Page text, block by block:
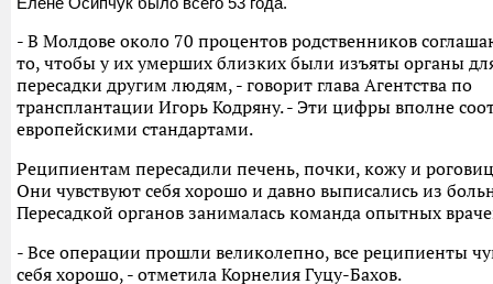
- В Молдове около 70 процентов родственников
то, чтобы у их умерших близких были изъяты органы
пересадки другим людям, - говорит глава Агентства по
трансплантации Игорь Кодряну. - Эти цифры вполне
европейскими стандартами.
Реципиентам пересадили печень, почки, кожу и
Они чувствуют себя хорошо и давно выписались из
Пересадкой органов занималась команда опытных
- Все операции прошли великолепно, все реципиенты
себя хорошо, - отметила Корнелия Гуцу-Бахов.